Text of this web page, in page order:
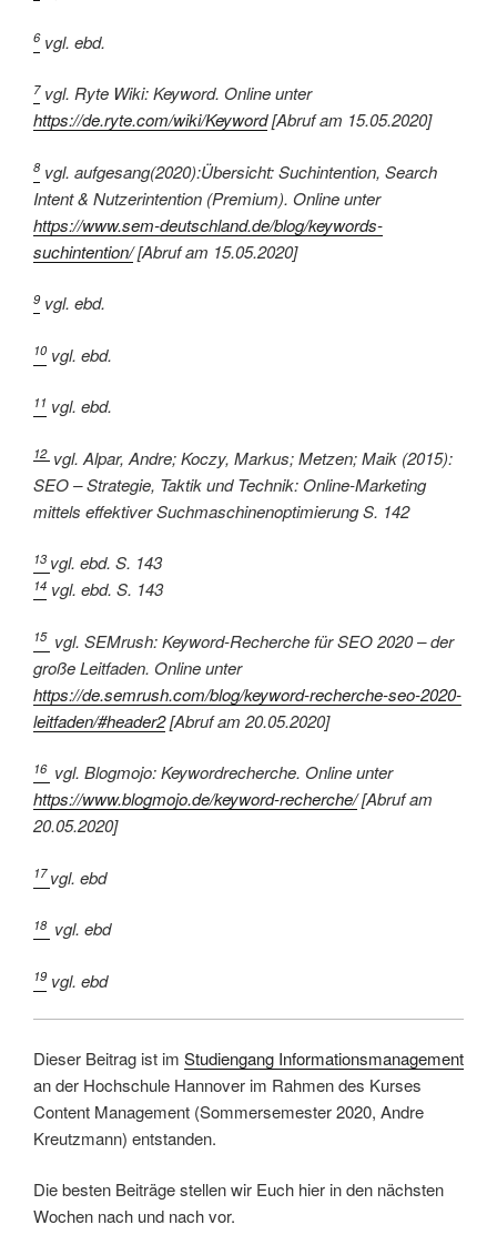
6vgl. ebd.
7vgl. Ryte Wiki: Keyword. Online unter
https://de.ryte.com/wiki/Keyword[Abruf am 15.05.2020]
8vgl. aufgesang(2020):Übersicht: Suchintention, Search
Intent & Nutzerintention (Premium). Online unter
https://www.sem-deutschland.de/blog/keywords-
suchintention/[Abruf am 15.05.2020]
9vgl. ebd.
10 vgl. ebd.
11 vgl. ebd.
12 vgl. Alpar, Andre; Koczy, Markus; Metzen; Maik (2015):
SEO – Strategie, Taktik und Technik: Online-Marketing
mittels effektiver Suchmaschinenoptimierung S. 142
13vgl. ebd. S. 143
14 vgl. ebd. S. 143
15 vgl. SEMrush: Keyword-Recherche für SEO 2020 – der
große Leitfaden. Online unter
https://de.semrush.com/blog/keyword-recherche-seo-2020-
leitfaden/#header2[Abruf am 20.05.2020]
16 vgl. Blogmojo: Keywordrecherche. Online unter
https://www.blogmojo.de/keyword-recherche/[Abruf am
20.05.2020]
17vgl. ebd
18 vgl. ebd
19vgl. ebd
Dieser Beitrag ist im Studiengang Informationsmanagement
an der Hochschule Hannover im Rahmen des Kurses
Content Management (Sommersemester 2020, Andre
Kreutzmann) entstanden.
Die besten Beiträge stellen wir Euch hier in den nächsten
Wochen nach und nach vor.